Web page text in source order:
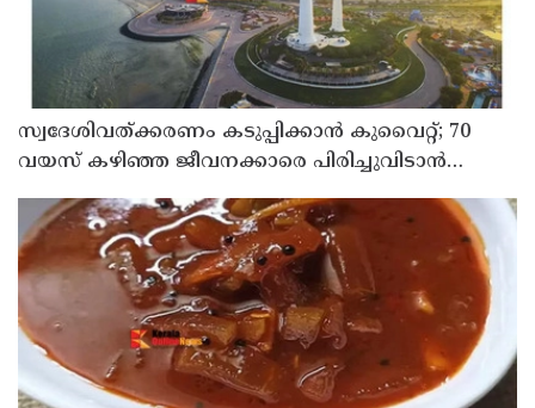
സ്വദേശിവത്ക്കരണം കടുപ്പിക്കാന്‍ കുവൈറ്റ്; 70
വയസ് കഴിഞ്ഞ ജീവനക്കാരെ പിരിച്ചുവിടാന്‍